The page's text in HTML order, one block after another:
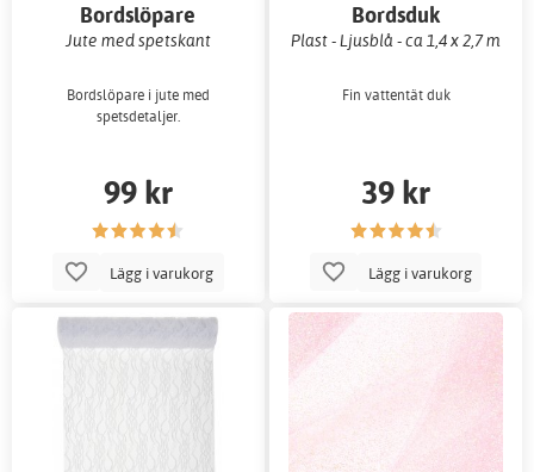
Bordslöpare
Jute med spetskant
Bordslöpare i jute med
spetsdetaljer.
99 kr
Lägg i varukorg
Bordsduk
Plast - Ljusblå - ca 1,4 x 2,7 m
Fin vattentät duk
39 kr
Lägg i varukorg